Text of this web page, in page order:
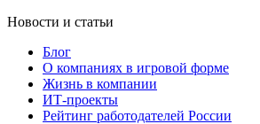
Новости и статьи
Блог
О компаниях в игровой форме
Жизнь в компании
ИТ-проекты
Рейтинг работодателей России